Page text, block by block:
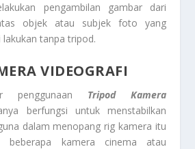
pengambilan gambar dari
objek atau subjek foto yang
tanpa tripod.
VIDEOGRAFI
penggunaan Tripod Kamera
berfungsi untuk menstabilkan
dalam menopang rig kamera itu
beberapa kamera cinema atau